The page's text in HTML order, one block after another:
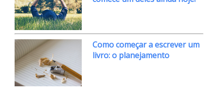
Como começar a escrever um
livro: o planejamento